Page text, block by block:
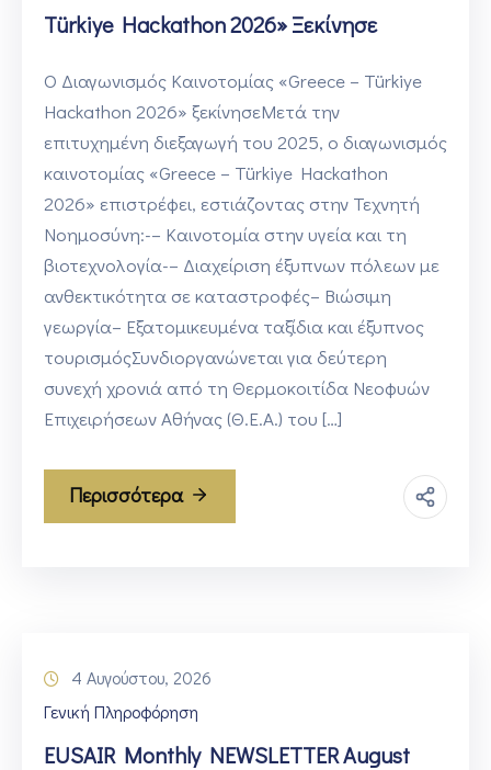
Türkiye Hackathon 2026» Ξεκίνησε
O Διαγωνισμός Καινοτομίας «Greece – Türkiye
Hackathon 2026» ξεκίνησεΜετά την
επιτυχημένη διεξαγωγή του 2025, ο διαγωνισμός
καινοτομίας «Greece – Türkiye Hackathon
2026» επιστρέφει, εστιάζοντας στην Τεχνητή
Νοημοσύνη:-– Καινοτομία στην υγεία και τη
βιοτεχνολογία-– Διαχείριση έξυπνων πόλεων με
ανθεκτικότητα σε καταστροφές– Βιώσιμη
γεωργία– Εξατομικευμένα ταξίδια και έξυπνος
τουρισμόςΣυνδιοργανώνεται για δεύτερη
συνεχή χρονιά από τη Θερμοκοιτίδα Νεοφυών
Επιχειρήσεων Αθήνας (Θ.Ε.Α.) του […]
Περισσότερα
4 Αυγούστου, 2026
Γενική Πληροφόρηση
EUSAIR Monthly NEWSLETTER August